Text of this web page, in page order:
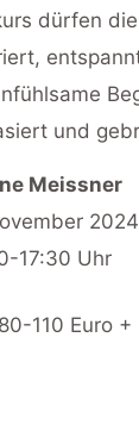
dürfen
und
Meissner
2024
17:30 Uhr
110 Euro